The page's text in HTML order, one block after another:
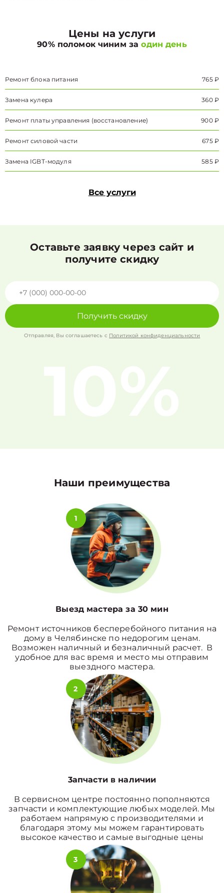
Цены на услуги
90% поломок чиним заодин день
Ремонт блока питания 765 ₽
Замена кулера 360 ₽
Ремонт платы управления (восстановление) 900 ₽
Ремонт силовой части 675 ₽
Замена IGBT-модуля 585 ₽
Все услуги
Оставьте заявку через сайт и
получите скидку
Получить скидку
Отправляя, Вы соглашаетесь с Политикой конфиденциальности
10%
Наши преимущества
1
Выезд мастера за 30 мин
Ремонт источников бесперебойного питания на
дому в Челябинске по недорогим ценам.
Возможен наличный и безналичный расчет. В
удобное для вас время и место мы отправим
выездного мастера.
2
3апчасти в наличии
В сервисном центре постоянно пополняются
запчасти и комплектующие любых моделей. Мы
работаем напрямую с производителями и
благодаря этому мы можем гарантировать
высокое качество и самые выгодные цены
3